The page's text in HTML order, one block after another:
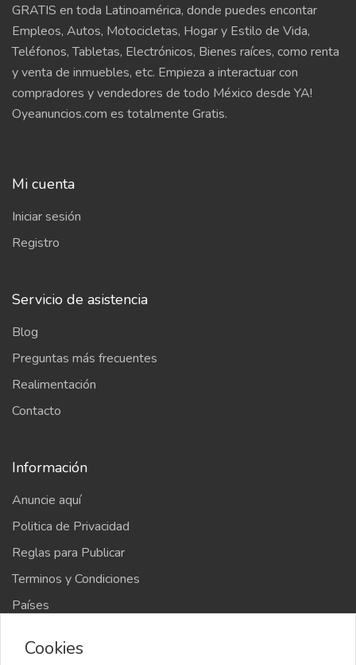
GRATIS en toda Latinoamérica, donde puedes encontar
Empleos, Autos, Motocicletas, Hogar y Estilo de Vida,
Teléfonos, Tabletas, Electrónicos, Bienes raíces, como renta
y venta de inmuebles, etc. Empieza a interactuar con
compradores y vendedores de todo México desde YA!
Oyeanuncios.com es totalmente Gratis.
Mi cuenta
Iniciar sesión
Registro
Servicio de asistencia
Blog
Preguntas más frecuentes
Realimentación
Contacto
Información
Anuncie aquí
Politica de Privacidad
Reglas para Publicar
Terminos y Condiciones
Países
Cookies